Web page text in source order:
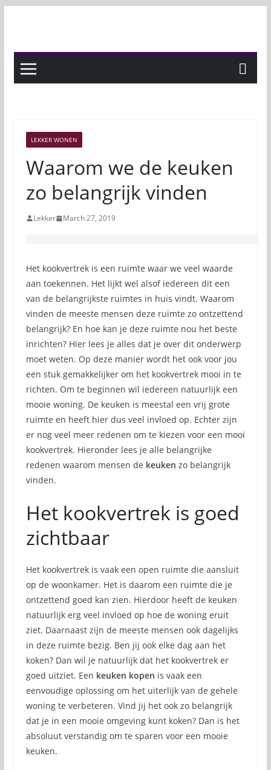
LEKKER WONEN
Waarom we de keuken
zo belangrijk vinden
Lekker March 27, 2019
Het kookvertrek is een ruimte waar we veel waarde
aan toekennen. Het lijkt wel alsof iedereen dit een
van de belangrijkste ruimtes in huis vindt. Waarom
vinden de meeste mensen deze ruimte zo ontzettend
belangrijk? En hoe kan je deze ruimte nou het beste
inrichten? Hier lees je alles dat je over dit onderwerp
moet weten. Op deze manier wordt het ook voor jou
een stuk gemakkelijker om het kookvertrek mooi in te
richten. Om te beginnen wil iedereen natuurlijk een
mooie woning. De keuken is meestal een vrij grote
ruimte en heeft hier dus veel invloed op. Echter zijn
er nog veel meer redenen om te kiezen voor een mooi
kookvertrek. Hieronder lees je alle belangrijke
redenen waarom mensen de keuken zo belangrijk
vinden.
Het kookvertrek is goed
zichtbaar
Het kookvertrek is vaak een open ruimte die aansluit
op de woonkamer. Het is daarom een ruimte die je
ontzettend goed kan zien. Hierdoor heeft de keuken
natuurlijk erg veel invloed op hoe de woning eruit
ziet. Daarnaast zijn de meeste mensen ook dagelijks
in deze ruimte bezig. Ben jij ook elke dag aan het
koken? Dan wil je natuurlijk dat het kookvertrek er
goed uitziet. Een keuken kopen is vaak een
eenvoudige oplossing om het uiterlijk van de gehele
woning te verbeteren. Vind jij het ook zo belangrijk
dat je in een mooie omgeving kunt koken? Dan is het
absoluut verstandig om te sparen voor een mooie
keuken.